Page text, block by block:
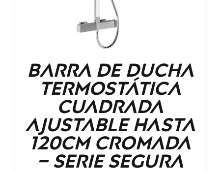
Barra de ducha
termostática
cuadrada
ajustable hasta
120CM cromada
– Serie Segura